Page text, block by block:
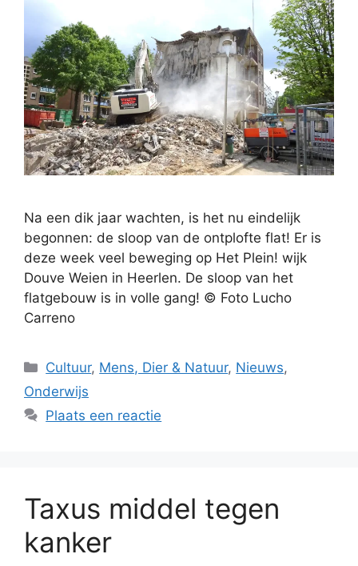
Na een dik jaar wachten, is het nu eindelijk
begonnen: de sloop van de ontplofte flat! Er is
deze week veel beweging op Het Plein! wijk
Douve Weien in Heerlen. De sloop van het
flatgebouw is in volle gang! © Foto Lucho
Carreno
Categorieën
Cultuur, Mens, Dier & Natuur, Nieuws,
Onderwijs
Plaats een reactie
Taxus middel tegen
kanker